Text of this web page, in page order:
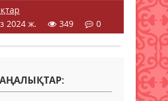
2024 ж.
349 0